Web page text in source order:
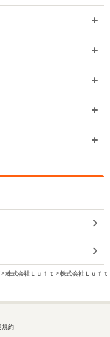
株式会社Ｌｕｆｔ 株式会社Ｌｕｆ
規約